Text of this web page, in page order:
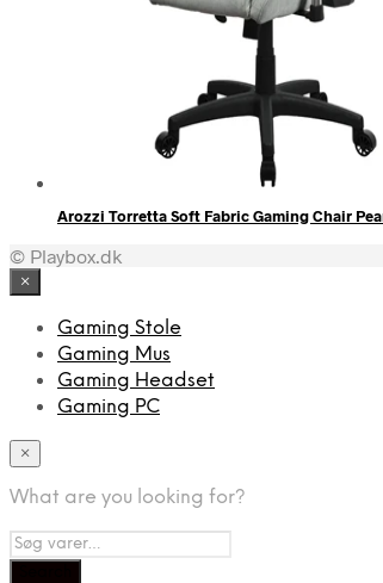
Arozzi Torretta Soft Fabric Gaming Chair
© Playbox.dk
×
Gaming Stole
Gaming Mus
Gaming Headset
Gaming PC
×
What are you looking for?